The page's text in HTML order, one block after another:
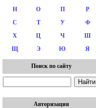
Н
О П
Р
С
Т У
Ф
Х
Ц Ч
Ш
Щ
Э Ю Я
Поиск по сайту
Авторизация